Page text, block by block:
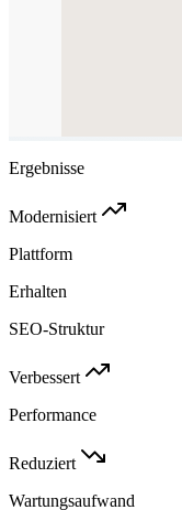
Ergebnisse
Modernisiert
Plattform
Erhalten
SEO-Struktur
Verbessert
Performance
Reduziert
Wartungsaufwand